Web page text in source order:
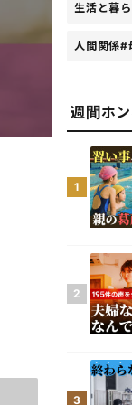
生活と暮
人間関係#
週間ホ
1
2
3